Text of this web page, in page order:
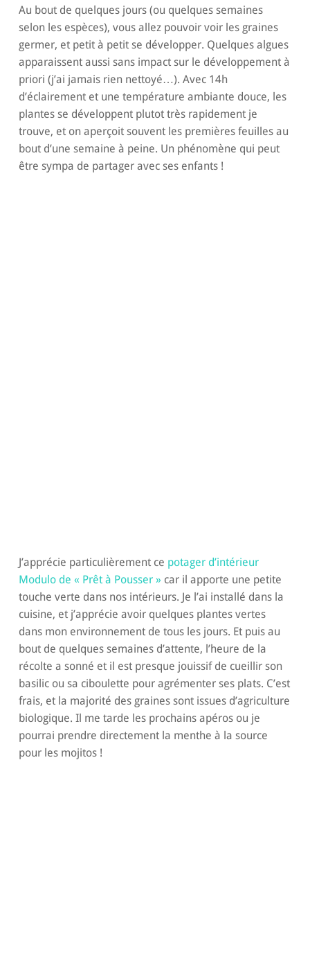
Au bout de quelques jours (ou quelques semaines
selon les espèces), vous allez pouvoir voir les graines
germer, et petit à petit se développer. Quelques algues
apparaissent aussi sans impact sur le développement à
priori (j’ai jamais rien nettoyé…). Avec 14h
d’éclairement et une température ambiante douce, les
plantes se développent plutot très rapidement je
trouve, et on aperçoit souvent les premières feuilles au
bout d’une semaine à peine. Un phénomène qui peut
être sympa de partager avec ses enfants !
J’apprécie particulièrement ce potager d’intérieur
Modulo de « Prêt à Pousser » car il apporte une petite
touche verte dans nos intérieurs. Je l’ai installé dans la
cuisine, et j’apprécie avoir quelques plantes vertes
dans mon environnement de tous les jours. Et puis au
bout de quelques semaines d’attente, l’heure de la
récolte a sonné et il est presque jouissif de cueillir son
basilic ou sa ciboulette pour agrémenter ses plats. C’est
frais, et la majorité des graines sont issues d’agriculture
biologique. Il me tarde les prochains apéros ou je
pourrai prendre directement la menthe à la source
pour les mojitos !